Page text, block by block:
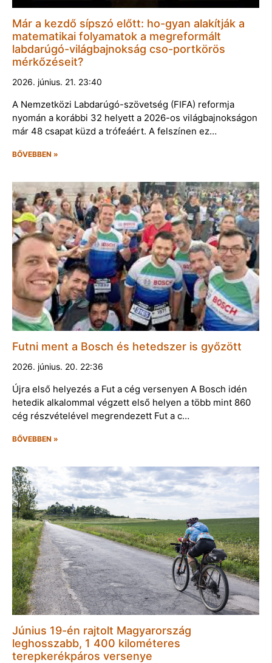
Már a kezdő sípszó előtt: ho-gyan alakítják a
matematikai folyamatok a megreformált
labdarúgó-világbajnokság cso-portkörös
mérkőzéseit?
2026. június. 21. 23:40
A Nemzetközi Labdarúgó-szövetség (FIFA) reformja
nyomán a korábbi 32 helyett a 2026-os világbajnokságon
már 48 csapat küzd a trófeáért. A felszínen ez…
BŐVEBBEN »
Futni ment a Bosch és hetedszer is győzött
2026. június. 20. 22:36
Újra első helyezés a Fut a cég versenyen A Bosch idén
hetedik alkalommal végzett első helyen a több mint 860
cég részvételével megrendezett Fut a c…
BŐVEBBEN »
Június 19-én rajtolt Magyarország
leghosszabb, 1 400 kilométeres
terepkerékpáros versenye